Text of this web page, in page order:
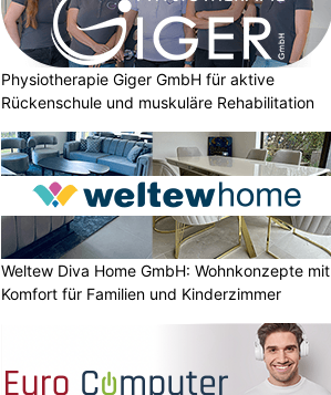
Physiotherapie Giger GmbH für aktive
Rückenschule und muskuläre Rehabilitation
Weltew Diva Home GmbH: Wohnkonzepte mit
Komfort für Familien und Kinderzimmer